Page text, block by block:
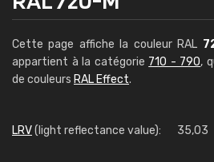
Cette page affiche la couleur RAL
appartient à la catégorie 710 - 790,
de couleurs RAL Effect.
LRV(light reflectance value): 35,03